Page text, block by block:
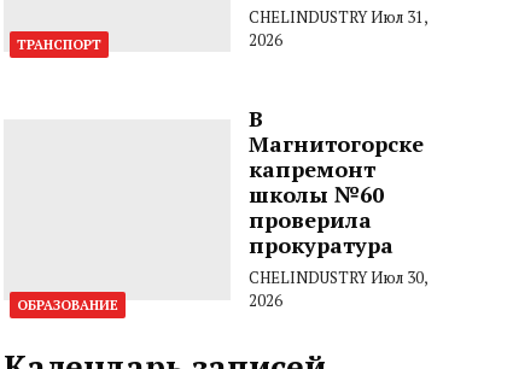
ТРАНСПОРТ
CHELINDUSTRYИюл 31,
2026
ОБРАЗОВАНИЕ
В
Магнитогорске
капремонт
школы №60
проверила
прокуратура
CHELINDUSTRYИюл 30,
2026